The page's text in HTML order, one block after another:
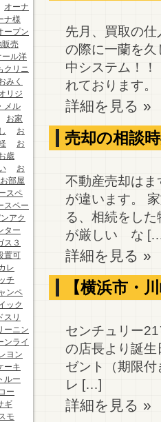
オーナ
ナ様
ープン
販売
ール洋
クリニ
みく
リジ
メル
お家
お
お
歳
お
お部屋
スペ
スペー
アク
ター
ス３
置可
レ
チ
ンペ
ック
スリ
ーニン
ンライ
ヨン
ーキ
ルー
ー
ギ
モ
先月、買取の
の際に一蘭を
中システム！
れております
詳細を見る »
売却の相談
不動産売却は
が違います。
る、相続をし
が厳しい な
詳細を見る »
【横浜市・
センチュリー
の店長より誕
ゼント（期限
レ […]
詳細を見る »